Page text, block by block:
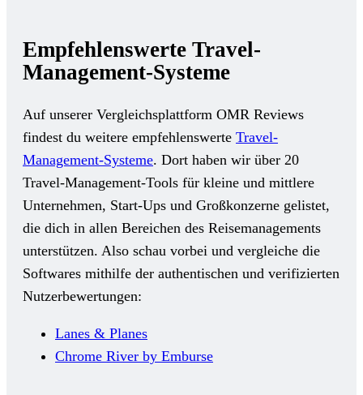
Empfehlenswerte Travel-
Management-Systeme
Auf unserer Vergleichsplattform OMR Reviews
findest du weitere empfehlenswerte Travel-
Management-Systeme. Dort haben wir über 20
Travel-Management-Tools für kleine und mittlere
Unternehmen, Start-Ups und Großkonzerne gelistet,
die dich in allen Bereichen des Reisemanagements
unterstützen. Also schau vorbei und vergleiche die
Softwares mithilfe der authentischen und verifizierten
Nutzerbewertungen:
Lanes & Planes
Chrome River by Emburse